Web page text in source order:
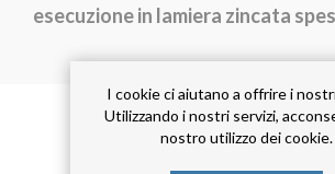
esecuzione in lamiera zincata
I cookie ci aiutano a offrire i
Utilizzando i nostri servizi,
nostro utilizzo dei cookie.